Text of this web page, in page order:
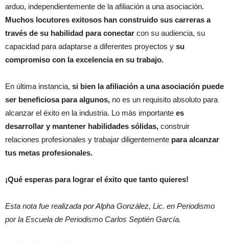
arduo, independientemente de la afiliación a una asociación.
Muchos locutores exitosos han construido sus carreras a
través de su habilidad para conectar con su audiencia, su
capacidad para adaptarse a diferentes proyectos y su
compromiso con la excelencia en su trabajo.
En última instancia, si bien la afiliación a una asociación puede
ser beneficiosa para algunos, no es un requisito absoluto para
alcanzar el éxito en la industria. Lo más importante es
desarrollar y mantener habilidades sólidas, construir
relaciones profesionales y trabajar diligentemente para alcanzar
tus metas profesionales.
¡Qué esperas para lograr el éxito que tanto quieres!
Esta nota fue realizada por Alpha González, Lic. en Periodismo
por la Escuela de Periodismo Carlos Septién García.